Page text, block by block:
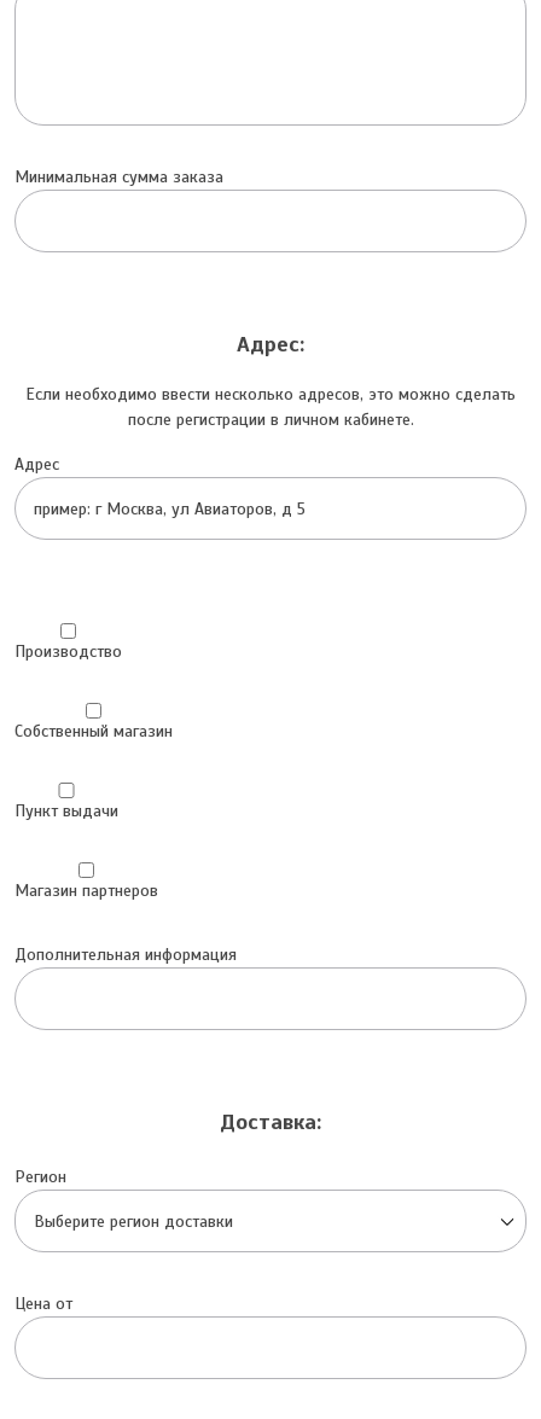
Минимальная сумма заказа
Адрес:
Если необходимо ввести несколько адресов, это можно сделать
после регистрации в личном кабинете.
Адрес
Производство
Собственный магазин
Пункт выдачи
Магазин партнеров
Дополнительная информация
Доставка:
Регион
Цена от